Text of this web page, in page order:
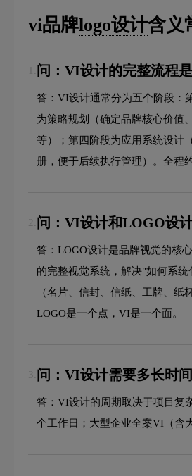
vi品牌logo设计含义
问：VI设计的完整流程
答：VI设计通常分为五个阶段：
为策略规划（确定品牌核心价值
等）；第四阶段为应用系统设计
册，便于后续执行管理）。全程
2. 问：VI设计和LOGO设
答：LOGO设计是品牌视觉的核
的完整视觉系统，解决"如何系
（名片、信封、信纸、工牌、
LOGO是一个点，VI是一个面。
3. 问：VI设计需要多长时
答：VI设计的周期取决于项目复
个工作日；大型企业全案VI（含